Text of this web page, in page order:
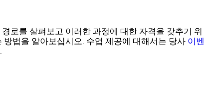
로를 살펴보고 이러한 과정에 대한 자격을 갖추기 위
방법을 알아보십시오. 수업 제공에 대해서는 당사 이벤